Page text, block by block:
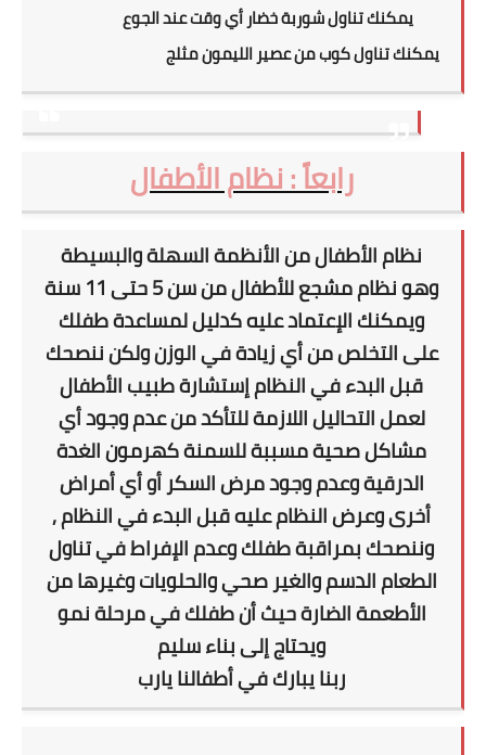
يمكنك تناول شوربة خضار أي وقت عند الجوع
يمكنك تناول كوب من عصير الليمون مثلج
رابعاً : نظام الأطفال
نظامالأطفال من الأنظمة السهلة والبسيطة
وهو نظام مشجع للأطفال من سن 5 حتى 11 سنة
ويمكنك الإعتماد عليه كدليل لمساعدة طفلك
على التخلص من أي زيادة في الوزن ولكن ننصحك
قبل البدء في النظام إستشارة طبيب الأطفال
لعمل التحاليل اللازمة للتأكد من عدم وجود أي
مشاكل صحية مسببة للسمنة كهرمون الغدة
الدرقية وعدم وجود مرض السكر أو أي أمراض
أخرى وعرض النظام عليه قبل البدء في النظام ,
وننصحك بمراقبة طفلك وعدم الإفراط في تناول
الطعام الدسم والغير صحي والحلويات وغيرها من
الأطعمة الضارة حيث أن طفلك في مرحلة نمو
ويحتاج إلى بناء سليم
ربنا يبارك في أطفالنا يارب